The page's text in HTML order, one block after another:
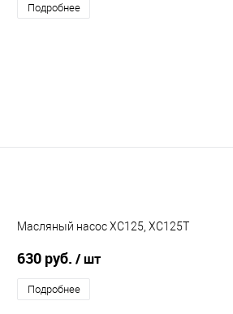
Подробнее
Масляный насос XC125, XC125T
630 руб. / шт
Подробнее